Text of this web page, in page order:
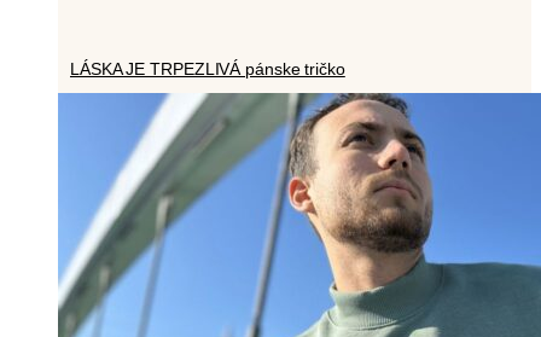
LÁSKA JE TRPEZLIVÁ pánske tričko